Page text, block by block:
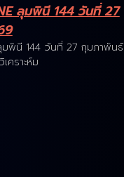
ลุมพินี 144 วันที่ 27
พินี 144 วันที่ 27 กุมภาพันธ์
คราะห์ม